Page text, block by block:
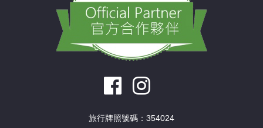
旅行牌照號碼：354024